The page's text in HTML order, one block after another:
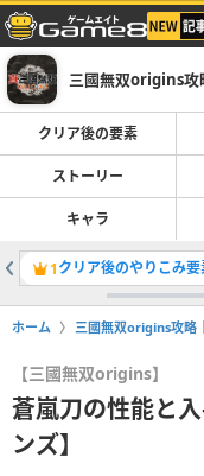
三國無双origins攻
クリア後の要素
ストーリー
キャラ
1クリア後のやりこみ
ホーム 三國無双origins攻略
【三國無双origins】
蒼嵐刀の性能と
ンズ】